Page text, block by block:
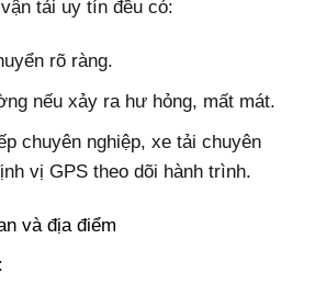
tải uy tín đều có:
rõ ràng.
nếu xảy ra hư hỏng, mất mát.
chuyên nghiệp, xe tải chuyên
vị GPS theo dõi hành trình.
và địa điểm